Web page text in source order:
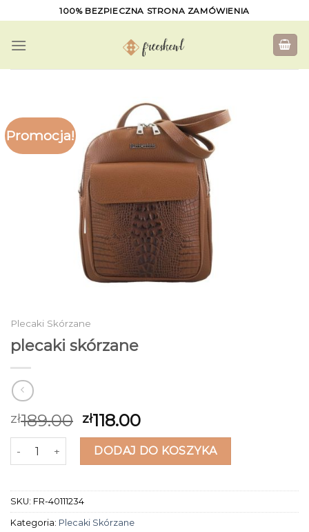
to
content
100% BEZPIECZNA STRONA ZAMÓWIENIA
Promocja!
Plecaki Skórzane
plecaki skórzane
zł189.00 zł118.00
ilość plecaki skórzaneDODAJ DO KOSZYKA
SKU: FR-40111234
Kategoria: Plecaki Skórzane